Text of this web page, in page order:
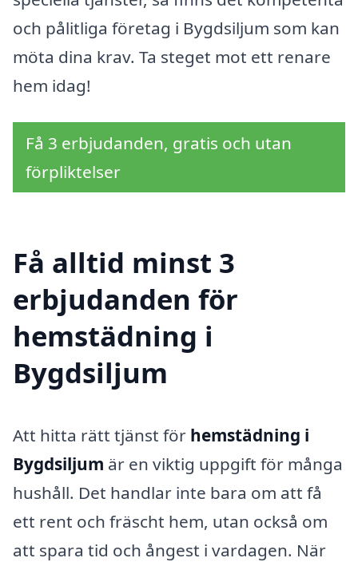
och pålitliga företag i Bygdsiljum som kan
möta dina krav. Ta steget mot ett renare
hem idag!
Få 3 erbjudanden, gratis och utan
förpliktelser
Få alltid minst 3
erbjudanden för
hemstädning i
Bygdsiljum
Att hitta rätt tjänst för hemstädning i
Bygdsiljum är en viktig uppgift för många
hushåll. Det handlar inte bara om att få
ett rent och fräscht hem, utan också om
att spara tid och ångest i vardagen. När